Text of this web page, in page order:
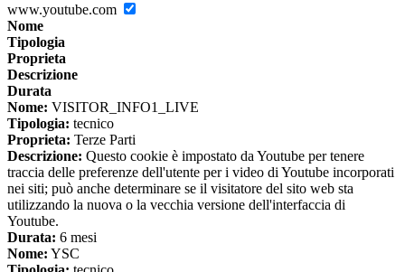
www.youtube.com
Nome
Tipologia
Proprieta
Descrizione
Durata
Nome: VISITOR_INFO1_LIVE
Tipologia: tecnico
Proprieta: Terze Parti
Descrizione: Questo cookie è impostato da Youtube per tenere
traccia delle preferenze dell'utente per i video di Youtube incorporati
nei siti; può anche determinare se il visitatore del sito web sta
utilizzando la nuova o la vecchia versione dell'interfaccia di
Youtube.
Durata: 6 mesi
Nome: YSC